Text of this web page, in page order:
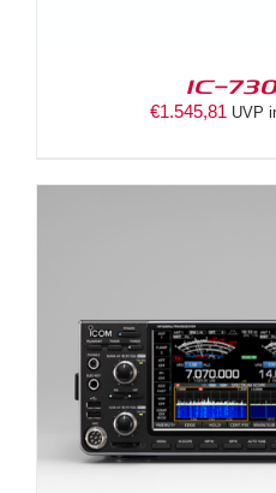
IC-
€1.545,81 UVP